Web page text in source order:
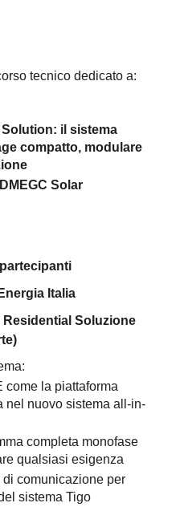
tecnico dedicato a:
il sistema
compatto, modulare
Solar
Italia
Residential Soluzione
come la piattaforma
nel nuovo sistema all-in-
completa monofase
qualsiasi esigenza
di comunicazione per
sistema Tigo